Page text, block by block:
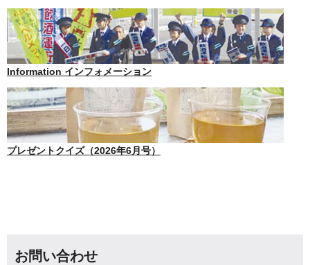
Information インフォメーション
プレゼントクイズ（2026年6月号）
お問い合わせ